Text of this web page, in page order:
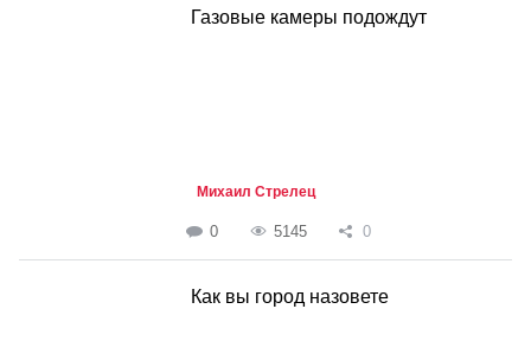
Газовые камеры подождут
Михаил Стрелец
0 5145 0
Как вы город назовете